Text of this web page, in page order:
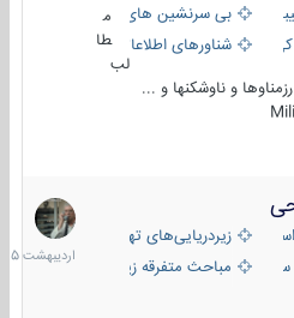
بی سرنشین های دریایی
نیروبرشناورهای اطلاعاتی و جاسوسی
طا
لب
و ناوشکنها و ...
زیردریایی‌های تهاجمی
مباحث متفرقه زیرسطحی
31
1405